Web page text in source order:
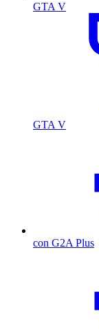
GTA V
GTA V
con G2A Plus